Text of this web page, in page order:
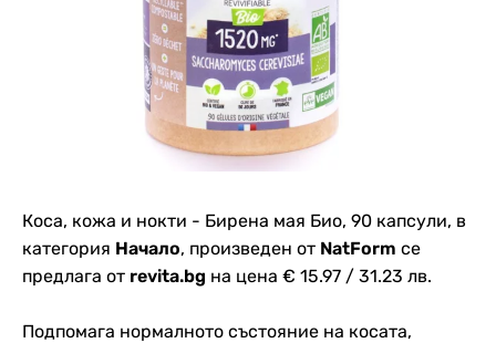
Коса, кожа и нокти - Бирена мая Био, 90 капсули, в
категория Начало, произведен от NatForm се
предлага от revita.bg на цена € 15.97 / 31.23 лв.
Подпомага нормалното състояние на косата,